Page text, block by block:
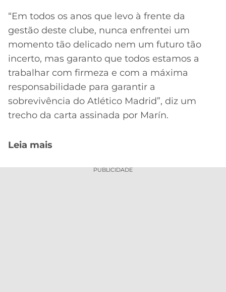
“Em todos os anos que levo à frente da
gestão deste clube, nunca enfrentei um
momento tão delicado nem um futuro tão
incerto, mas garanto que todos estamos a
trabalhar com firmeza e com a máxima
responsabilidade para garantir a
sobrevivência do Atlético Madrid”, diz um
trecho da carta assinada por Marín.
Leia mais
PUBLICIDADE